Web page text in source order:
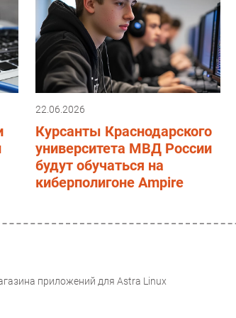
22.06.2026
Курсанты Краснодарского
университета МВД России
будут обучаться на
киберполигоне Ampire
приложений для Astra Linux